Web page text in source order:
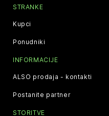
STRANKE
Kupci
Ponudniki
INFORMACIJE
ALSO prodaja - kontakti
Postanite partner
STORITVE